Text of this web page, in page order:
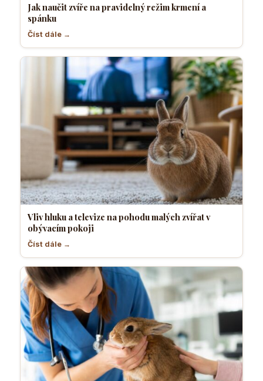
Jak naučit zvíře na pravidelný režim krmení a
spánku
Číst dále →
Vliv hluku a televize na pohodu malých zvířat v
obývacím pokoji
Číst dále →